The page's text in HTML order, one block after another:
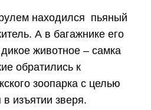
находился пьяный
А в багажнике его
животное – самка
обратились к
зоопарка с целью
в изъятии зверя.